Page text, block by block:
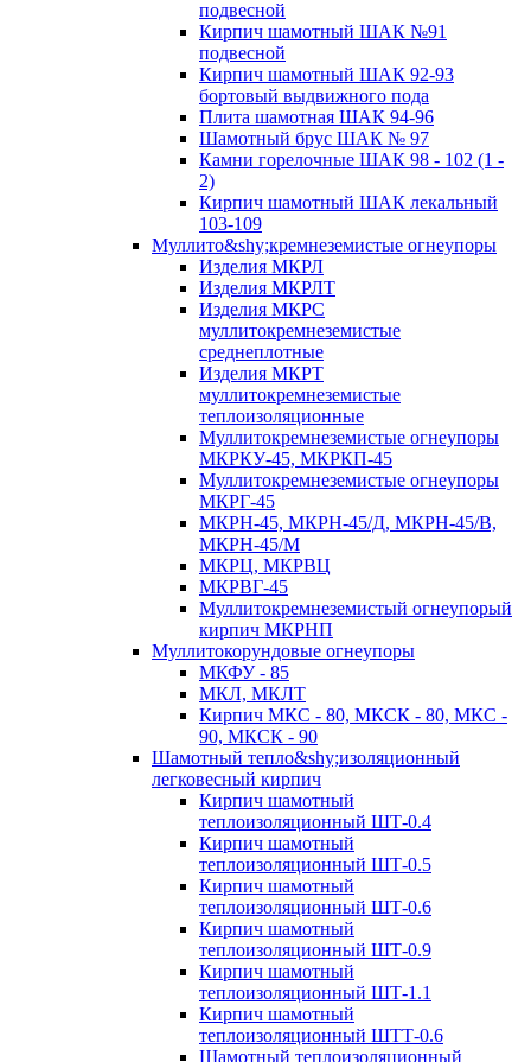
подвесной
Кирпич шамотный ШАК №91
подвесной
Кирпич шамотный ШАК 92-93
бортовый выдвижного пода
Плита шамотная ШАК 94-96
Шамотный брус ШАК № 97
Камни горелочные ШАК 98 - 102 (1 -
2)
Кирпич шамотный ШАК лекальный
103-109
Муллито&shy;­кремнеземистые огнеупоры
Изделия МКРЛ
Изделия МКРЛТ
Изделия МКРС
муллитокремнеземистые
среднеплотные
Изделия МКРТ
муллитокремнеземистые
теплоизоляционные
Муллитокремнеземистые огнеупоры
МКРКУ-45, МКРКП-45
Муллитокремнеземистые огнеупоры
МКРГ-45
МКРН-45, МКРН-45/Д, МКРН-45/В,
МКРН-45/М
МКРЦ, МКРВЦ
МКРВГ-45
Муллитокремнеземистый огнеупорый
кирпич МКРНП
Муллито­корундовые огнеупоры
МКФУ - 85
МКЛ, МКЛТ
Кирпич МКС - 80, МКСК - 80, МКС -
90, МКСК - 90
Шамотный тепло&shy;изоляционный
легковесный кирпич
Кирпич шамотный
теплоизоляционный ШТ-0.4
Кирпич шамотный
теплоизоляционный ШТ-0.5
Кирпич шамотный
теплоизоляционный ШТ-0.6
Кирпич шамотный
теплоизоляционный ШТ-0.9
Кирпич шамотный
теплоизоляционный ШТ-1.1
Кирпич шамотный
теплоизоляционный ШТТ-0.6
Шамотный теплоизоляционный